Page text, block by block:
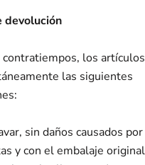
devolución
contratiempos, los artículos
las siguientes
sin daños causados ​​por
y con el embalaje original